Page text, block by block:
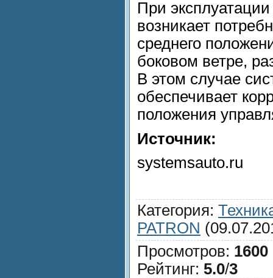
При
возникает
среднего
боковом ветре,
В этом случае
обеспечивает
положения
Источник:
systemsauto.ru
Категория:
PATRON
Просмотров: 1600
Рейтинг: 5.0/3